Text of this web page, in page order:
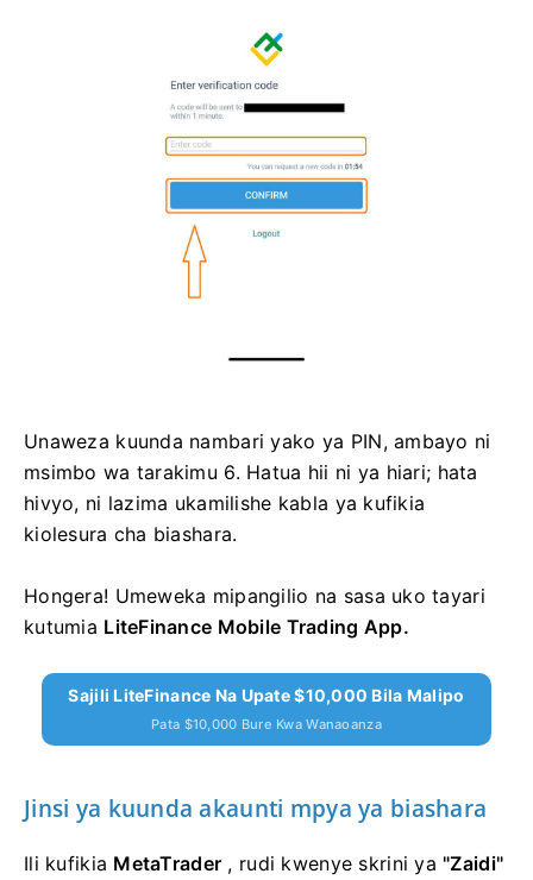
Unaweza kuunda nambari yako ya PIN, ambayo ni
msimbo wa tarakimu 6. Hatua hii ni ya hiari; hata
hivyo, ni lazima ukamilishe kabla ya kufikia
kiolesura cha biashara.
Hongera! Umeweka mipangilio na sasa uko tayari
kutumia LiteFinance Mobile Trading App.
Sajili LiteFinance Na Upate $10,000 Bila Malipo
Pata $10,000 Bure Kwa Wanaoanza
Jinsi ya kuunda akaunti mpya ya biashara
Ili kufikia MetaTrader , rudi kwenye skrini ya "Zaidi"